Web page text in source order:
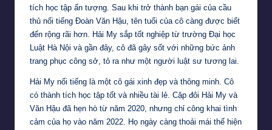
tích học tập ấn tượng. Sau khi trở thành bạn gái của cầu
thủ nổi tiếng Đoàn Văn Hậu, tên tuổi của cô càng được biết
đến rộng rãi hơn. Hải My sắp tốt nghiệp từ trường Đại học
Luật Hà Nội và gần đây, cô đã gây sốt với những bức ảnh
trang phục công sở, tỏ ra như một người luật sư tương lai.
Hải My nổi tiếng là một cô gái xinh đẹp và thông minh. Cô
có thành tích học tập tốt và nhiều tài lẻ. Cặp đôi Hải My và
Văn Hậu đã hẹn hò từ năm 2020, nhưng chỉ công khai tình
cảm của họ vào năm 2022. Họ ngày càng thoải mái thể hiện